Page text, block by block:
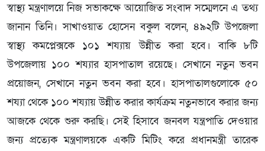
স্বাস্থ্য মন্ত্রণালয়ে নিজ সভাকক্ষে আয়োজিত সংবাদ সম্মেলনে এ তথ্য
জানান তিনি। সাখাওয়াত হোসেন বকুল বলেন, ৪৯২টি উপজেলা
স্বাস্থ্য কমপ্লেক্সকে ১০১ শয্যায় উন্নীত করা হবে। বাকি ৮টি
উপজেলায় ১০০ শয্যার হাসপাতাল রয়েছে। সেখানে নতুন ভবন
প্রয়োজন, সেখানে নতুন ভবন করা হবে। হাসপাতালগুলোকে ৫০
শয্যা থেকে ১০০ শয্যায় উন্নীত করার কার্যক্রম নতুনভাবে করার জন্য
আজকে থেকে শুরু করছি। সেই হিসাবে জনবল যন্ত্রপাতি দেওয়ার
জন্য প্রত্যেক মন্ত্রণালয়কে একটি মিটিং করে প্রধানমন্ত্রী তারেক